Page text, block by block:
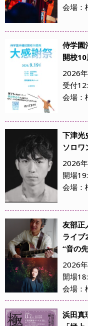
会場：
侍学園
開校
2026
受付
会場：
下津光
ソロワ
2026
開場
会場：
友部正
ライブ
“音の
2026
開場
会場：
浜田真